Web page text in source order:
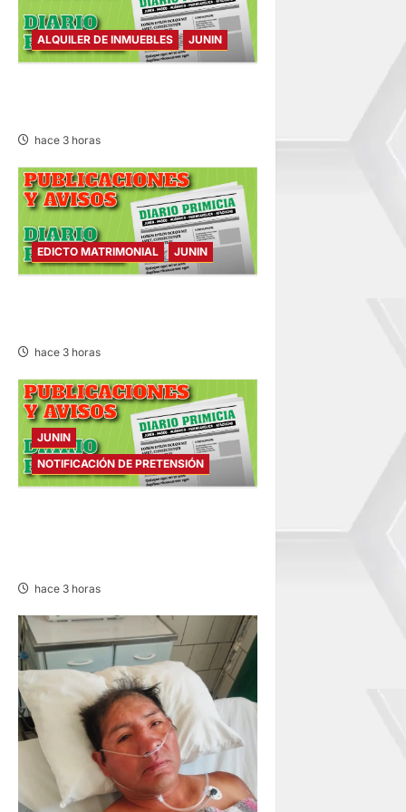
d
a
ALQUILER DE INMUEBLES JUNIN
hace 3 horas
EDICTO MATRIMONIAL JUNIN
hace 3 horas
JUNIN
NOTIFICACIÓN DE PRETENSIÓN
hace 3 horas